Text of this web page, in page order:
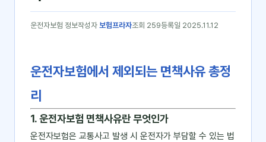
운전자보험 정보작성자 보험프라자조회 259등록일 2025.11.12
운전자보험에서 제외되는 면책사유 총정
리
1. 운전자보험 면책사유란 무엇인가
운전자보험은 교통사고 발생 시 운전자가 부담할 수 있는 법